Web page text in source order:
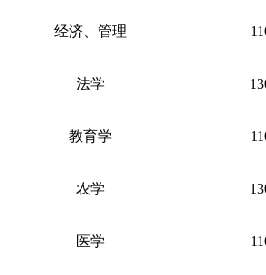
经济、管理
法学
教育学
农学
医学